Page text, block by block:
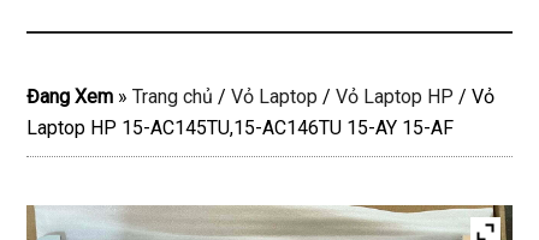
Đang Xem »Trang chủ / Vỏ Laptop / Vỏ Laptop HP / Vỏ
Laptop HP 15-AC145TU,15-AC146TU 15-AY 15-AF